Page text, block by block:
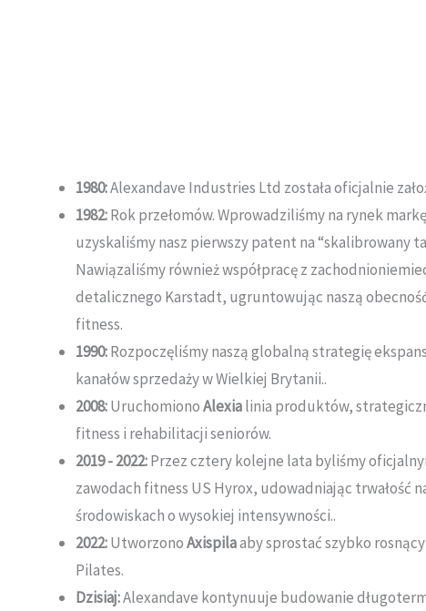
1980:Alexandave Industries Ltd została oficjalnie
1982:Rok przełomów.Wprowadziliśmy na rynek
uzyskaliśmy nasz pierwszy patent na “skalibrowany
Nawiązaliśmy również współpracę z
detalicznego Karstadt, ugruntowując naszą
fitness.
1990:Rozpoczęliśmy naszą globalną strategię
kanałów sprzedaży w Wielkiej Brytanii..
2008:UruchomionoAlexialinia produktów,
fitness i rehabilitacji seniorów.
2019 - 2022:Przez cztery kolejne lata byliśmy
zawodach fitness US Hyrox, udowadniając trwałość
środowiskach o wysokiej intensywności..
2022:UtworzonoAxispilaaby sprostać szybko
Pilates.
Dzisiaj:Alexandave kontynuuje budowanie